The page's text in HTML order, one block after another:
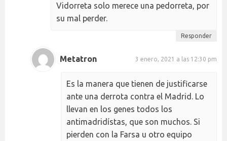
Vidorreta solo merece una pedorreta, por
su mal perder.
Responder
Metatron 3 enero, 2021 a las 12:30 pm
Es la manera que tienen de justificarse
ante una derrota contra el Madrid. Lo
llevan en los genes todos los
antimadridístas, que son muchos. Si
pierden con la Farsa u otro equipo